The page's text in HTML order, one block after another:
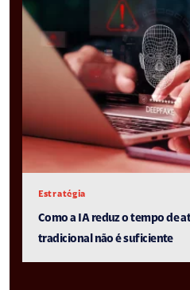
Estratégia
Como a IA reduz o tempo de
tradicional não é suficiente